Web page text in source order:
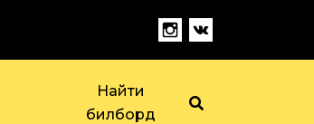
Найти
билборд